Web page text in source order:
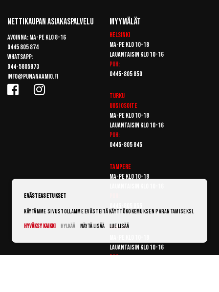
Nettikaupan Asiakaspalvelu
Avoinna: Ma-pe klo 8-16
0445 805 874
Whatsapp:
044-5805873
info@punanaamio.fi
Myymälät
Helsinki
Ma-pe klo 10-18
Lauantaisin klo 10-16
Puh:
0445-805 850
Turku
Uusi osoite
Ma-pe klo 10-18
Lauantaisin klo 10-16
Puh:
0445-805 845
Tampere
Ma-pe klo 10-18
Vantaa
Lauantaisin klo 10-16
Puh:
Evästeasetukset
Käytämme sivustollamme evästeitä käyttökokemuksen parantamiseksi.
Hyväksy kaikki
Hylkää Näytä lisää Lue lisää